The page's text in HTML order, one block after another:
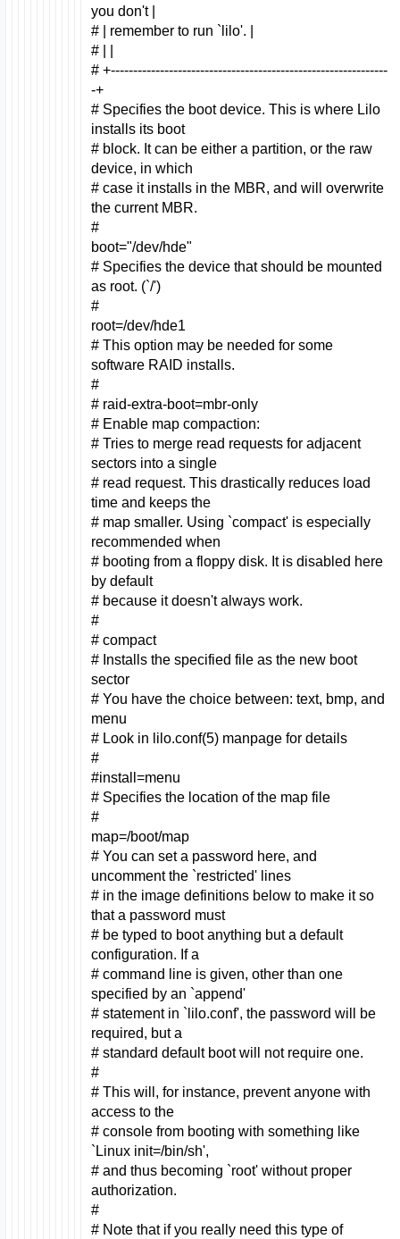
you don't |
# | remember to run `lilo'. |
# | |
# +--------------------------------------------------------------
-+
# Specifies the boot device. This is where Lilo
installs its boot
# block. It can be either a partition, or the raw
device, in which
# case it installs in the MBR, and will overwrite
the current MBR.
#
boot="/dev/hde"
# Specifies the device that should be mounted
as root. (`/')
#
root=/dev/hde1
# This option may be needed for some
software RAID installs.
#
# raid-extra-boot=mbr-only
# Enable map compaction:
# Tries to merge read requests for adjacent
sectors into a single
# read request. This drastically reduces load
time and keeps the
# map smaller. Using `compact' is especially
recommended when
# booting from a floppy disk. It is disabled here
by default
# because it doesn't always work.
#
# compact
# Installs the specified file as the new boot
sector
# You have the choice between: text, bmp, and
menu
# Look in lilo.conf(5) manpage for details
#
#install=menu
# Specifies the location of the map file
#
map=/boot/map
# You can set a password here, and
uncomment the `restricted' lines
# in the image definitions below to make it so
that a password must
# be typed to boot anything but a default
configuration. If a
# command line is given, other than one
specified by an `append'
# statement in `lilo.conf', the password will be
required, but a
# standard default boot will not require one.
#
# This will, for instance, prevent anyone with
access to the
# console from booting with something like
`Linux init=/bin/sh',
# and thus becoming `root' without proper
authorization.
#
# Note that if you really need this type of